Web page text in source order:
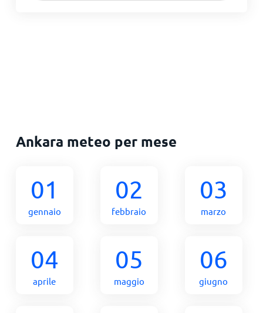
Ankara meteo per mese
01
gennaio
02
febbraio
03
marzo
04
aprile
05
maggio
06
giugno